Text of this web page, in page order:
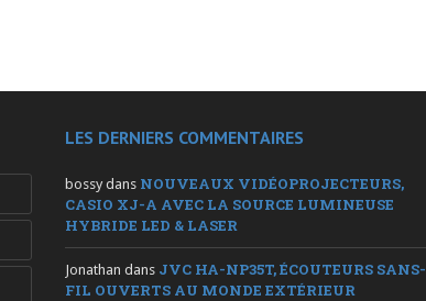
LES DERNIERS COMMENTAIRES
bossy dans NOUVEAUX VIDÉOPROJECTEURS,
CASIO XJ-A AVEC LA SOURCE LUMINEUSE
HYBRIDE LED & LASER
Jonathan dans JVC HA-NP35T, ÉCOUTEURS SANS-
FIL OUVERTS AU MONDE EXTÉRIEUR